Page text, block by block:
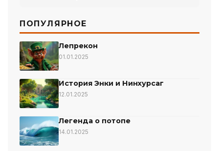
ПОПУЛЯРНОЕ
Лепрекон
01.01.2025
История Энки и Нинхурсаг
12.01.2025
Легенда о потопе
14.01.2025